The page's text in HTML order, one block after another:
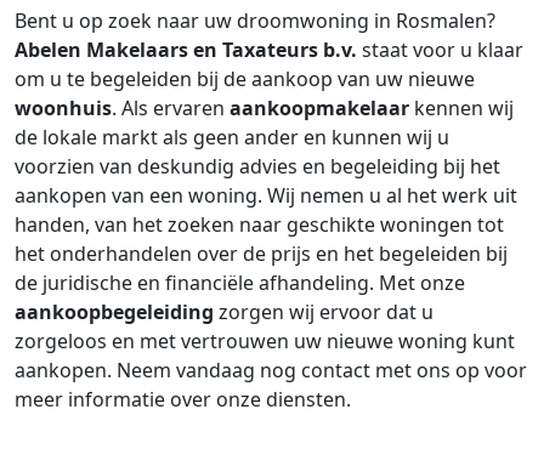
Bent u op zoek naar uw droomwoning in Rosmalen?
Abelen Makelaars en Taxateurs b.v. staat voor u klaar
om u te begeleiden bij de aankoop van uw nieuwe
woonhuis. Als ervaren aankoopmakelaar kennen wij
de lokale markt als geen ander en kunnen wij u
voorzien van deskundig advies en begeleiding bij het
aankopen van een woning. Wij nemen u al het werk uit
handen, van het zoeken naar geschikte woningen tot
het onderhandelen over de prijs en het begeleiden bij
de juridische en financiële afhandeling. Met onze
aankoopbegeleiding zorgen wij ervoor dat u
zorgeloos en met vertrouwen uw nieuwe woning kunt
aankopen. Neem vandaag nog contact met ons op voor
meer informatie over onze diensten.